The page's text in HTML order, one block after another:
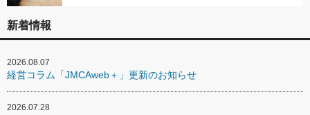
新着情報
2026.08.07
経営コラム「JMCAweb＋」更新のお知らせ
2026.07.28